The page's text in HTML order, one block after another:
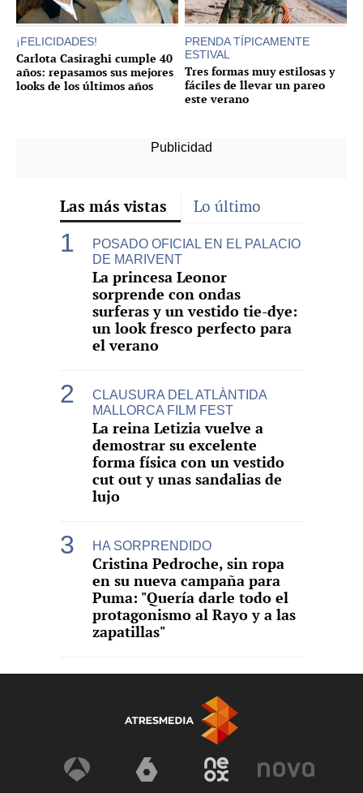
¡FELICIDADES!
Carlota Casiraghi cumple 40
años: repasamos sus mejores
looks de los últimos años
PRENDA TÍPICAMENTE
ESTIVAL
Tres formas muy estilosas y
fáciles de llevar un pareo
este verano
Las más vistas Lo último
POSADO OFICIAL EN EL PALACIO
DE MARIVENT
La princesa Leonor
sorprende con ondas
surferas y un vestido tie-dye:
un look fresco perfecto para
el verano
CLAUSURA DEL ATLÀNTIDA
MALLORCA FILM FEST
La reina Letizia vuelve a
demostrar su excelente
forma física con un vestido
cut out y unas sandalias de
lujo
HA SORPRENDIDO
Cristina Pedroche, sin ropa
en su nueva campaña para
Puma: "Quería darle todo el
protagonismo al Rayo y a las
zapatillas"